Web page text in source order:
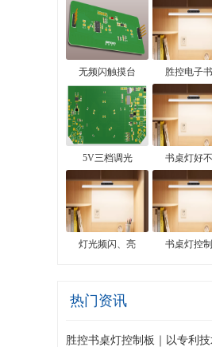
无频闪触摸台 胜控电子
5V三档调光 书桌灯好
灯光频闪、亮 书桌灯控
热门资讯
胜控书桌灯控制板｜以专利技